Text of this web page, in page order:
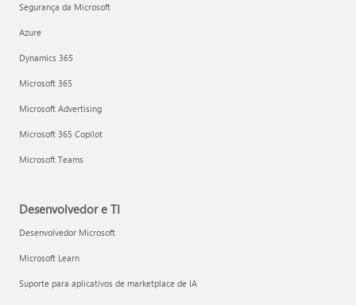
Segurança da Microsoft
Azure
Dynamics 365
Microsoft 365
Microsoft Advertising
Microsoft 365 Copilot
Microsoft Teams
Desenvolvedor e TI
Desenvolvedor Microsoft
Microsoft Learn
Suporte para aplicativos de marketplace de IA